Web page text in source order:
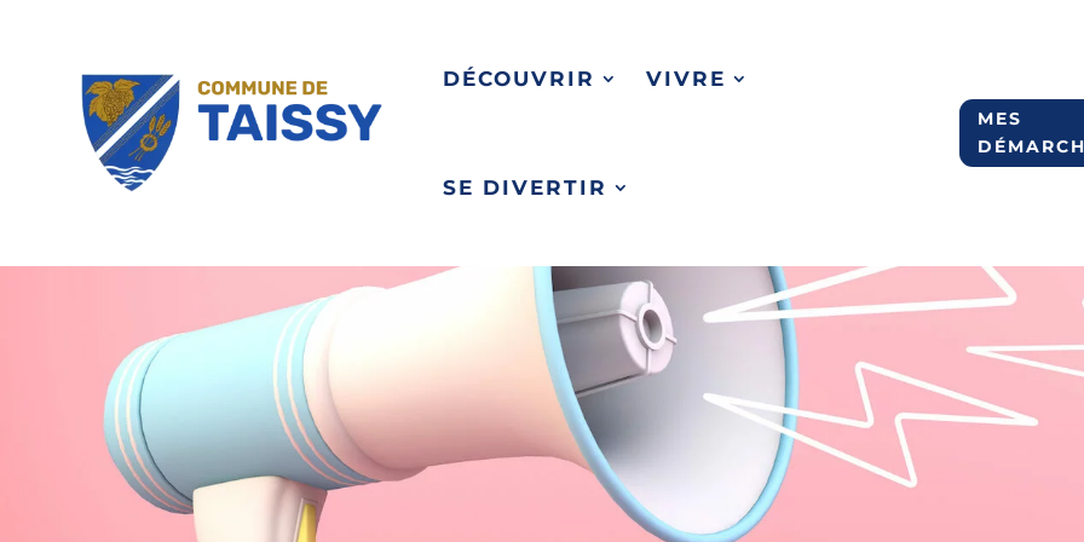
DÉCOUVRIR VIVRE
SE DIVERTIR
MES